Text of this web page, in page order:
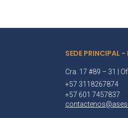
SEDE PRINCIPAL
Cra. 17 #89 – 31 |
+57 3118267874
+57 601 7457837